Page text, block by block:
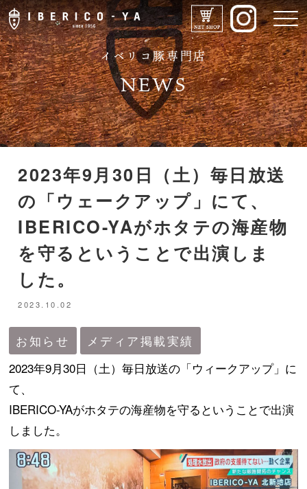
IBERICO-YAのこだわり
メニュー
ドリンク
コラム
イベリコ豚専門店
NEWS
2023年9月30日（土）毎日放送
の「ウェークアップ」にて、
IBERICO-YAがホタテの海産物
を守るということで出演しま
した。
2023.10.02
お知らせ メディア掲載実績
2023年9月30日（土）毎日放送の「ウィークアップ」に
て、
IBERICO-YAがホタテの海産物を守るということで出演
しました。